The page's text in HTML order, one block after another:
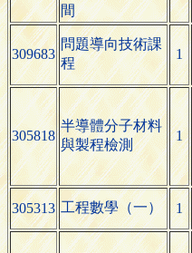
間
309683
問題導向技術課
程
1
305818
半導體分子材料
與製程檢測
1
305313 工程數學（一） 1